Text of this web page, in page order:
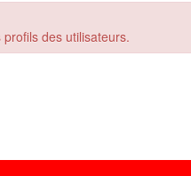
des utilisateurs.